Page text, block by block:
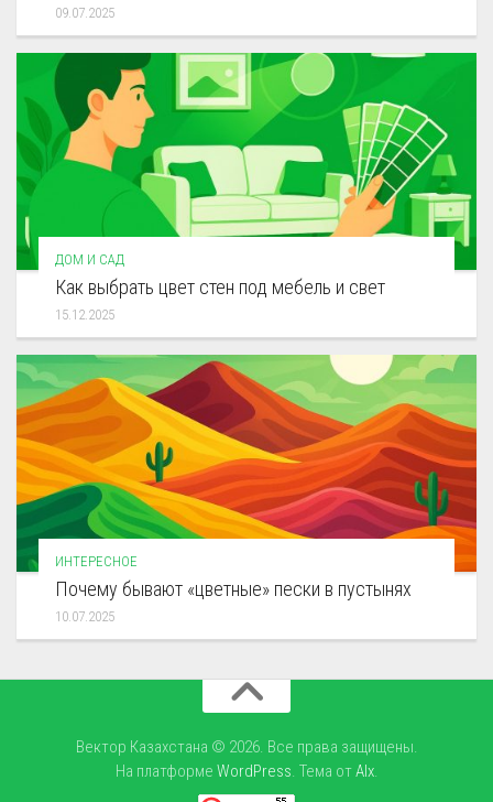
09.07.2025
ДОМ И САД
Как выбрать цвет стен под мебель и свет
15.12.2025
ИНТЕРЕСНОЕ
Почему бывают «цветные» пески в пустынях
10.07.2025
Вектор Казахстана © 2026. Все права защищены.
На платформе WordPress. Тема отAlx.